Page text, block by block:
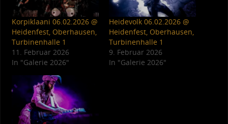
Korpiklaani 06.02.2026 @
Heidenfest, Oberhausen,
Turbinenhalle 1
11. Februar 2026
In "Galerie 2026"
Heidevolk 06.02.2026 @
Heidenfest, Oberhausen,
Turbinenhalle 1
9. Februar 2026
In "Galerie 2026"